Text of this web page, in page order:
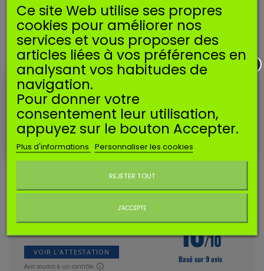
Quantité Ajouter au panier
EN SAVOIR PLUS
Vendue par longueur de
Diamètre :4 mm
AVIS CLIENTS
VOIR L'ATTESTATION
Avis soumis à un contrôle
10/10
Basé sur 9 avis
Ce site Web utilise ses propres
cookies pour améliorer nos
services et vous proposer des
articles liées à vos préférences en
analysant vos habitudes de
navigation.
Pour donner votre
consentement leur utilisation,
appuyez sur le bouton Accepter.
Plus d'informations Personnaliser les cookies
REJETER TOUT
J'ACCEPTE